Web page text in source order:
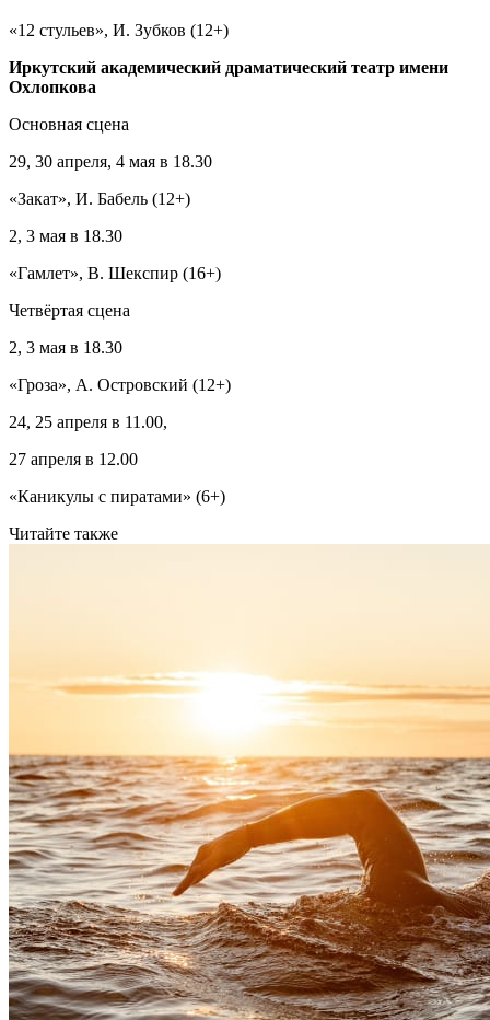
«12 стульев», И. Зубков (12+)
Иркутский академический драматический театр имени
Охлопкова
Основная сцена
29, 30 апреля, 4 мая в 18.30
«Закат», И. Бабель (12+)
2, 3 мая в 18.30
«Гамлет», В. Шекспир (16+)
Четвёртая сцена
2, 3 мая в 18.30
«Гроза», А. Островский (12+)
24, 25 апреля в 11.00,
27 апреля в 12.00
«Каникулы с пиратами» (6+)
Читайте также